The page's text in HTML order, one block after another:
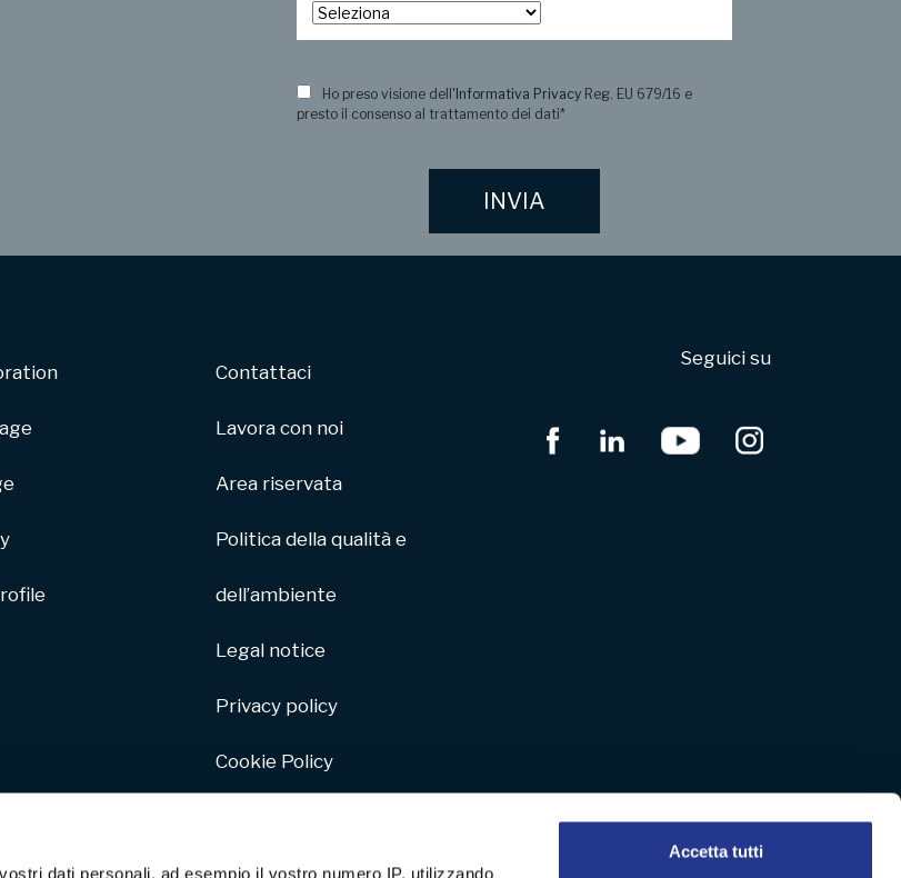
dati personali, ad esempio il vostro numero IP, utilizzando
Accetta tutti
Ho preso visione dell 'Informativa PrivacyReg. EU 679/16 e
presto il consenso al trattamento dei dati*
Contattaci
Lavora con noi
Area riservata
Politica della qualità e
dell’ambiente
Legal notice
Privacy policy
Cookie Policy
Seguici su